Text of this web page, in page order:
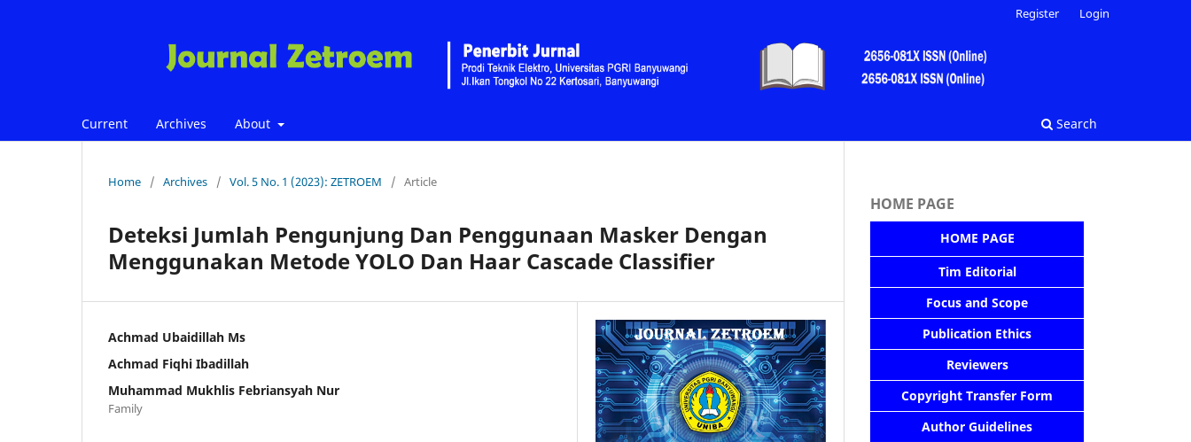
Current Archives About Search
Register Login
Home / Archives / Vol. 5 No. 1 (2023): ZETROEM / Article
Deteksi Jumlah Pengunjung Dan Penggunaan Masker Dengan
Menggunakan Metode YOLO Dan Haar Cascade Classifier
Achmad Ubaidillah Ms
Achmad Fiqhi Ibadillah
Muhammad Mukhlis Febriansyah Nur
Family
HOME PAGE
HOME PAGE
Tim Editorial
Focus and Scope
Publication Ethics
Reviewers
Copyright Transfer Form
Author Guidelines